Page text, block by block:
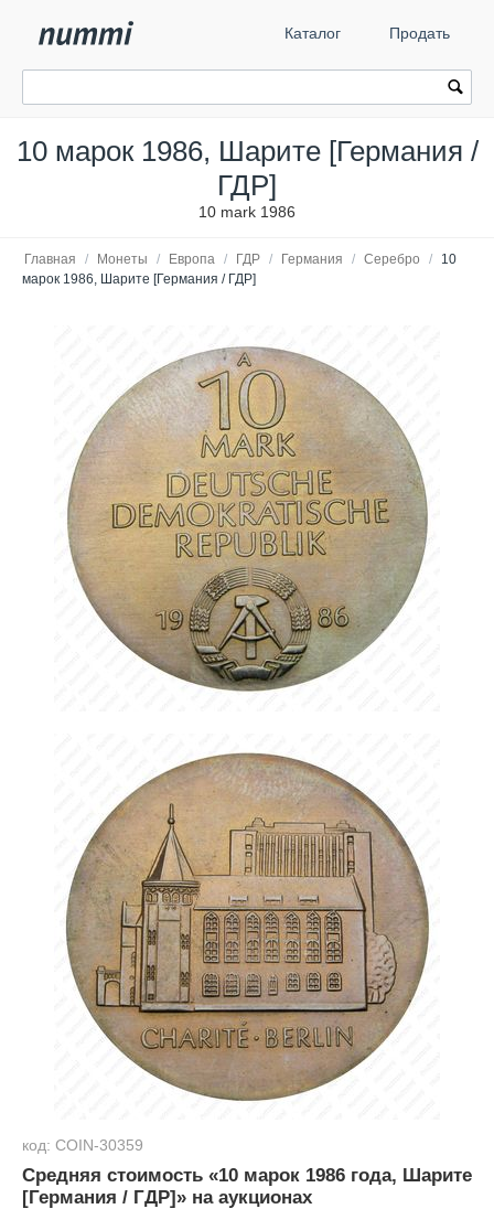
Каталог Продать
10 марок 1986, Шарите [Германия /
ГДР]
10 mark 1986
Главная / Монеты / Европа / ГДР / Германия / Серебро /
10
марок 1986, Шарите [Германия / ГДР]
код: COIN-30359
Средняя стоимость «10 марок 1986 года, Шарите
[Германия / ГДР]» на аукционах